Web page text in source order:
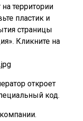
территории
пластик и
страницы
Кликните на
откроет
код.